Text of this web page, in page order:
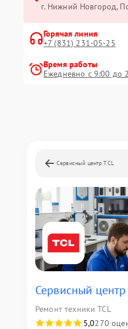
г. Нижний Новгород,
Горячая линия
+7 (831) 231-05-25
Время работы
Ежедневно с 9:00 до
Сервисный центр TCL
Сервисный центр
Ремонт техники TCL
5,0270